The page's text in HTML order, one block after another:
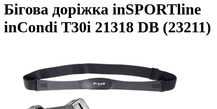
Бігова доріжка inSPORTline
inCondi T30i 21318 DB (23211)